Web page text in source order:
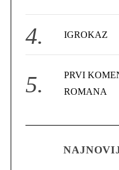
IGROKAZ
PRVI
ROMANA